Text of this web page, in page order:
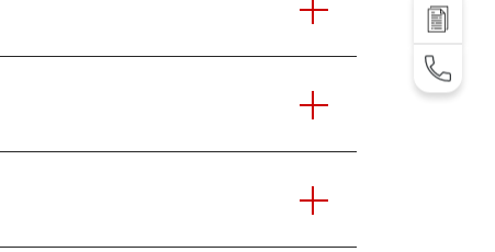
Отправить запрос
TEL: +995 32 2 292 000